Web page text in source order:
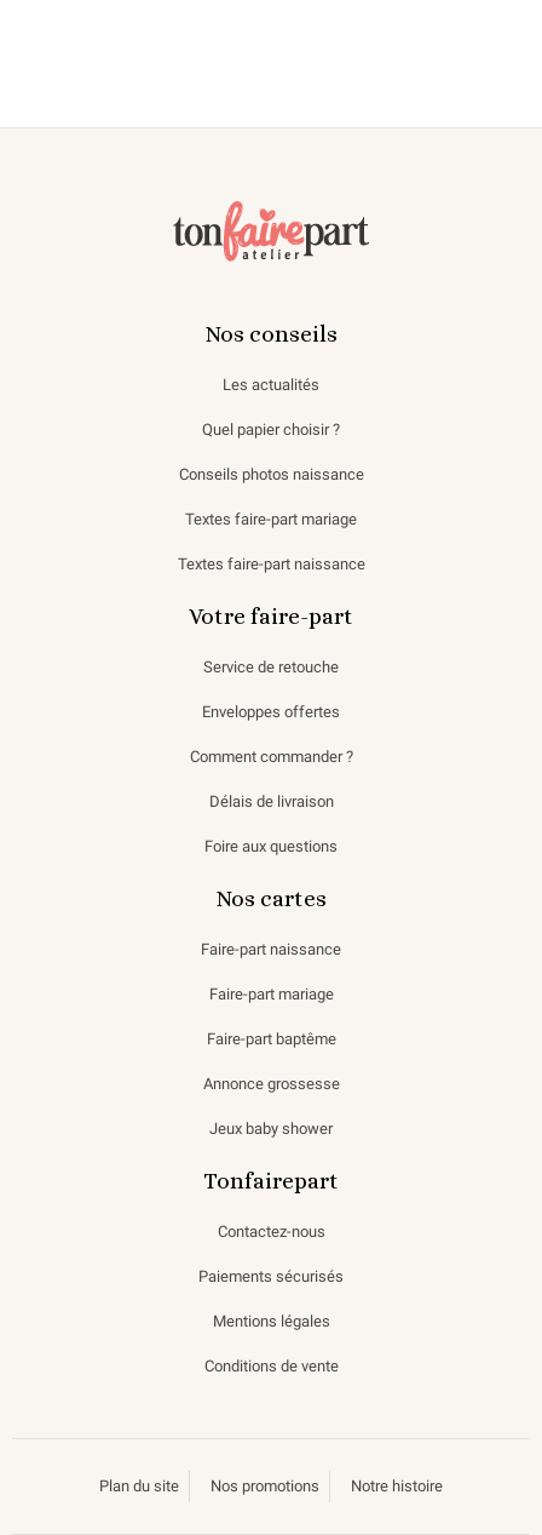
Nos conseils
Les actualités
Quel papier choisir ?
Conseils photos naissance
Textes faire-part mariage
Textes faire-part naissance
Votre faire-part
Service de retouche
Enveloppes offertes
Comment commander ?
Délais de livraison
Foire aux questions
Nos cartes
Faire-part naissance
Faire-part mariage
Faire-part baptême
Annonce grossesse
Jeux baby shower
Tonfairepart
Contactez-nous
Paiements sécurisés
Mentions légales
Conditions de vente
Plan du site Nos promotions Notre histoire